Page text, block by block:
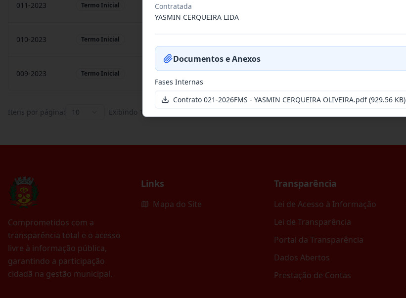
011-2023 Termo Inicial Contratação de empresa especializada na realização de evento
010-2023 Termo Inicial
009-2023 Termo Inicial Contratação de pessoa jurídica para prestação de serviços de...
Itens por página: 10 Exibindo 1
Comprometidos com a
transparência total e o acesso
livre à informação pública,
garantindo a participação
cidadã na gestão municipal.
Links
Mapa do Site
Transparência
Lei de Acesso à Informação
Lei de Transparência
Portal da Transparência
Dados Abertos
Prestação de Contas
Contratada
YASMIN CERQUEIRA LIDA
Documentos e Anexos
Fases Internas
Contrato 021-2026FMS - YASMIN CERQUEIRA OLIVEIRA.pdf(929.56 KB)